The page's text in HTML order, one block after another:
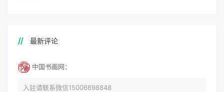
最新评论
中国书画网：
入驻请联系微信15006698848